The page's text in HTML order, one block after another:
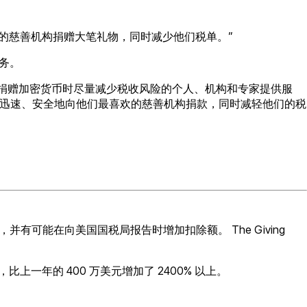
慈善机构捐赠大笔礼物，同时减少他们税单。”
。
加密货币时尽量减少税收风险的个人、机构和专家提供服
速、安全地向他们最喜欢的慈善机构捐款，同时减轻他们的税
并有可能在向美国国税局报告时增加扣除额。 The Giving
上一年的 400 万美元增加了 2400% 以上。